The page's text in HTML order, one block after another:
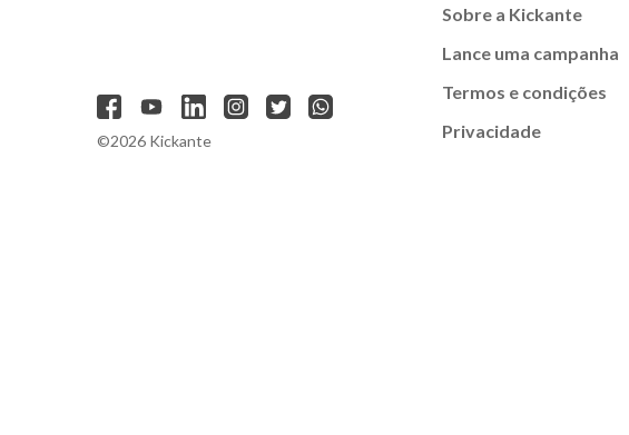
©2026 Kickante
Sobre a Kickante
Lance uma campanha
Termos e condições
Privacidade